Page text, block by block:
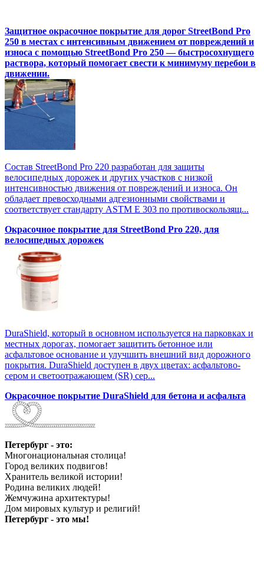
Защитное окрасочное покрытие для дорог StreetBond Pro
250 в местах с интенсивным движением от повреждений и
износа с помощью StreetBond Pro 250 — быстросохнущего
раствора, который помогает свести к минимуму перебои в
движении.
Состав StreetBond Pro 220 разработан для защиты
велосипедных дорожек и других участков с низкой
интенсивностью движения от повреждений и износа. Он
обладает превосходными адгезионными свойствами и
соответствует стандарту ASTM E 303 по противоскользящ...
Окрасочное покрытие для StreetBond Pro 220, для
велосипедных дорожек
DuraShield, который в основном используется на парковках и
местных дорогах, помогает защитить бетонное или
асфальтовое основание и улучшить внешний вид дорожного
покрытия. DuraShield доступен в двух цветах: асфальтово-
сером и светоотражающем (SR) сер...
Окрасочное покрытие DuraShield для бетона и асфальта
Петербург - это:
Многонациональная столица!
Город великих подвигов!
Хранитель великой истории!
Родина великих людей!
Жемчужина архитектуры!
Дом мировых культур и религий!
Петербург - это мы!